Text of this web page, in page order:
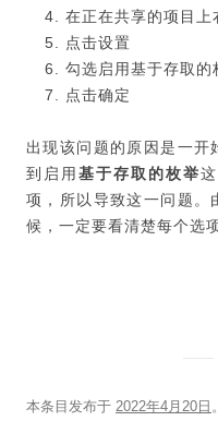
在正在共享的项目上
点击设置
勾选启用基于存取的
点击确定
出现该问题的原因是一开
到启用基于存取的枚举
项，所以导致这一问题。
候，一定要看清楚每个选
本条目发布于 2022年4月20日